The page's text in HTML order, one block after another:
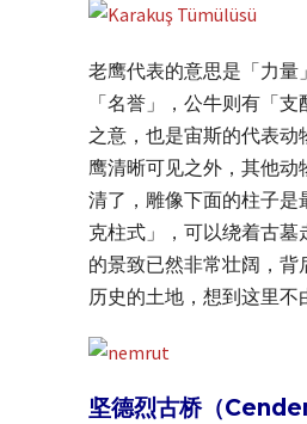
老鹰代表的意思是「力量
「名誉」，公牛则有「支
之意，也是宙斯的代表动
鹰清晰可见之外，其他动
清了，雕像下面的柱子是
克柱式」，可以绕着古墓
的景致已然非常壮阔，背
历史的土地，想到这里不
坚德烈古桥（